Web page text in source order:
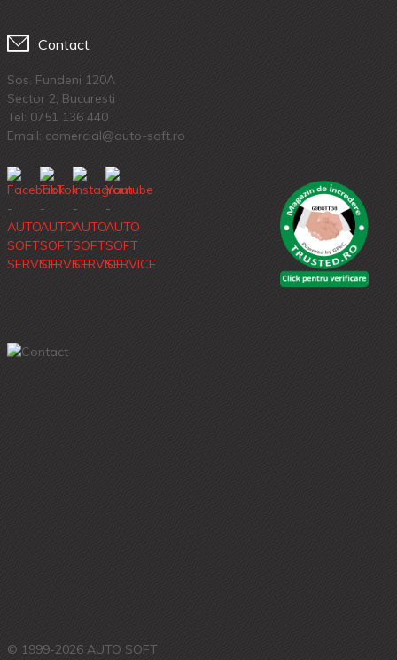
Contact
Sos. Fundeni 120A
Sector 2, Bucuresti
Tel: 0751 136 440
Email: comercial@auto-soft.ro
© 1999-2026 AUTO SOFT